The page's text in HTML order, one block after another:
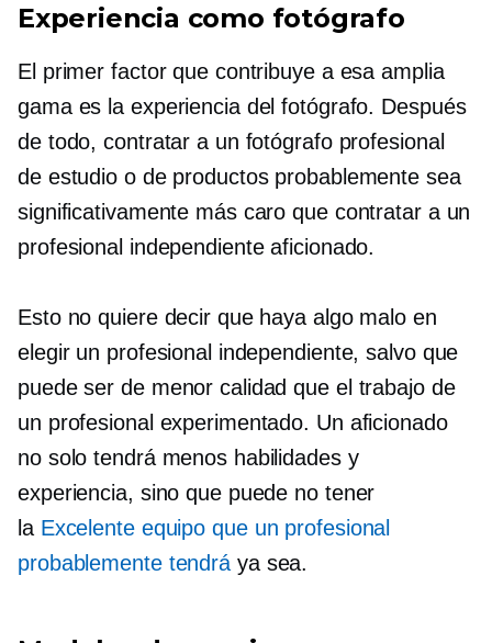
Experiencia como fotógrafo
El primer factor que contribuye a esa amplia
gama es la experiencia del fotógrafo. Después
de todo, contratar a un fotógrafo profesional
de estudio o de productos probablemente sea
significativamente más caro que contratar a un
profesional independiente aficionado.
Esto no quiere decir que haya algo malo en
elegir un profesional independiente, salvo que
puede ser de menor calidad que el trabajo de
un profesional experimentado. Un aficionado
no solo tendrá menos habilidades y
experiencia, sino que puede no tener
la Excelente equipo que un profesional
probablemente tendrá ya sea.